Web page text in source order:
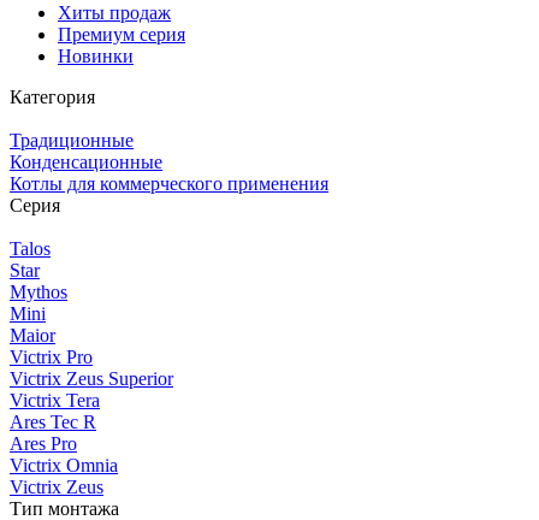
Хиты продаж
Премиум серия
Новинки
Категория
Традиционные
Конденсационные
Котлы для коммерческого применения
Серия
Talos
Star
Mythos
Mini
Maior
Victrix Pro
Victrix Zeus Superior
Victrix Tera
Ares Tec R
Ares Pro
Victrix Omnia
Victrix Zeus
Тип монтажа